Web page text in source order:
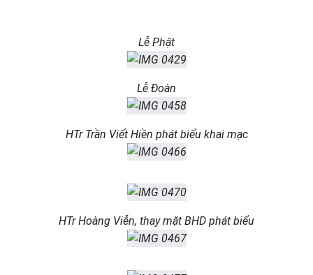
Lễ Phật
Lễ Đoàn
HTr Trần Viết Hiền phát biểu khai mạc
HTr Hoàng Viễn, thay mặt BHD phát biểu